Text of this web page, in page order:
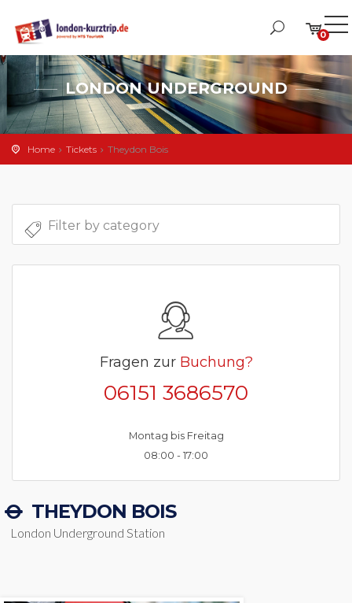
0
LONDON UNDERGROUND
Home Tickets Theydon Bois
Fragen zur Buchung?
06151 3686570
Montag bis Freitag
08:00 - 17:00
THEYDON BOIS
London Underground Station